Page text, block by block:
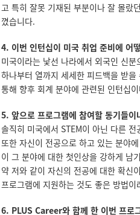
고 특히 잘못 기재된 부분이나 잘 몰
꼈습니다.
4. 이번 인턴십이 미국 취업 준비에 어
미국이라는 낯선 나라에서 외국인 신
하나부터 열까지 세세한 피드백을 받
통해 향후 회계 분야에 관련된 인턴십
5. 앞으로 프로그램에 참여할 동기들
솔직히 미국에서 STEM이 아닌 다른
또한 자신이 전공으로 하고 있는 분야
이 그 분야에 대한 첫인상을 강하게 남
약 저와 같이 자신의 전공에 대한 확신
프로그램에 지원하는 것도 좋은 방법이
6. PLUS Career와 함께 한 이번 프로